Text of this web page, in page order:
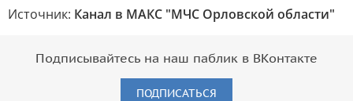
Источник: Канал в МАКС "МЧС Орловской области"
Подписывайтесь на наш паблик в ВКонтакте
ПОДПИСАТЬСЯ